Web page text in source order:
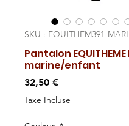
SKU : EQUITHEM391-
Pantalon
marine/enfant
32,50 €Prix
Taxe Incluse